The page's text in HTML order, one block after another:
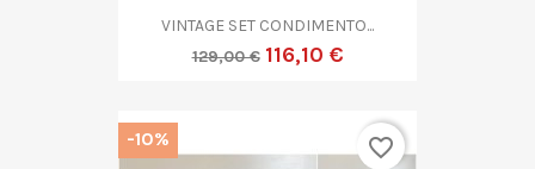
VINTAGE SET CONDIMENTO...
129,00 € 116,10 €
-10% favorite_border